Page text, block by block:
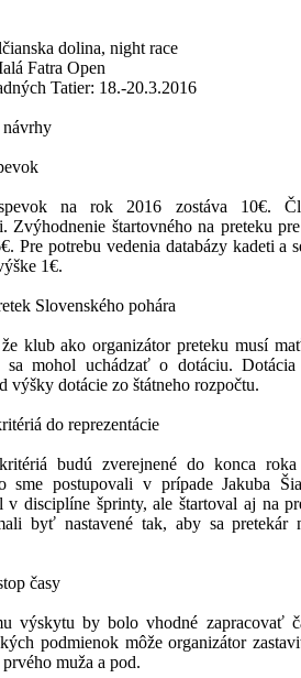
dolina, night race
Fatra Open
Tatier: 18.-20.3.2016
návrhy
na rok 2016 zostáva 10€.
Zvýhodnenie štartovného na preteku
Pre potrebu vedenia databázy kadeti a
1€.
Slovenského pohára
klub ako organizátor preteku musí
mohol uchádzať o dotáciu.
výšky dotácie zo štátneho rozpočtu.
do reprezentácie
budú zverejnené do konca
sme postupovali v prípade Jakuba
v disciplíne šprinty, ale štartoval aj na
byť nastavené tak, aby sa pretekár
časy
výskytu by bolo vhodné zapracovať
podmienok môže organizátor
muža a pod.